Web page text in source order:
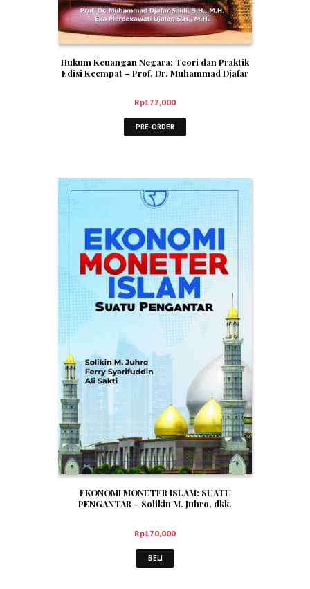
Hukum Keuangan Negara: Teori dan Praktik
Edisi Keempat – Prof. Dr. Muhammad Djafar
Rp172,000
PRE-ORDER
EKONOMI MONETER ISLAM: SUATU
PENGANTAR – Solikin M. Juhro, dkk.
Rp170,000
BELI